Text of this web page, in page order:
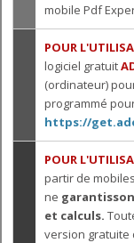
mobile Pdf
POUR
logiciel gratuit
(ordinateur)
programmé
https://
POUR
partir de
ne
et calculs.
version gratuite